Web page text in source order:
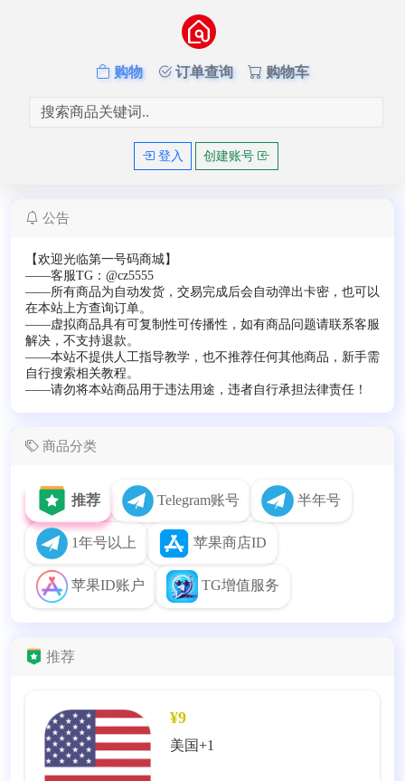
购物 订单查询 购物车
登入 创建账号
公告
【欢迎光临第一号码商城】
——客服TG： @cz5555
——所有商品为自动发货，交易完成后会自动弹出卡密，也可以
在本站上方查询订单。
——虚拟商品具有可复制性可传播性，如有商品问题请联系客服
解决，不支持退款。
——本站不提供人工指导教学，也不推荐任何其他商品，新手需
自行搜索相关教程。
——请勿将本站商品用于违法用途，违者自行承担法律责任！
商品分类
推荐 Telegram账号 半年号
1年号以上 苹果商店ID
苹果ID账户 TG增值服务
推荐
¥9
美国+1